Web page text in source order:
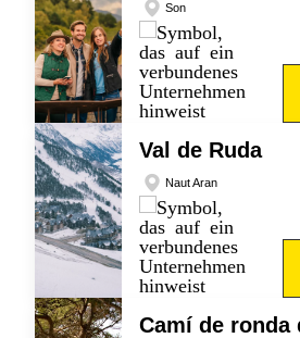
Son
Val de Ruda
Naut Aran
Camí de ronda